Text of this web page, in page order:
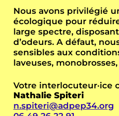
Nous avons privilégié
écologique pour
large spectre,
d’odeurs. A défaut,
sensibles aux
laveuses,
Votre interlocuteur·ice
Nathalie Spiteri
n.spiteri@adpep34.org